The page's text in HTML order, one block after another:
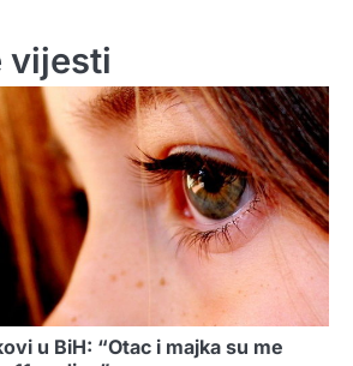
vijesti
u BiH: “Otac i majka su me